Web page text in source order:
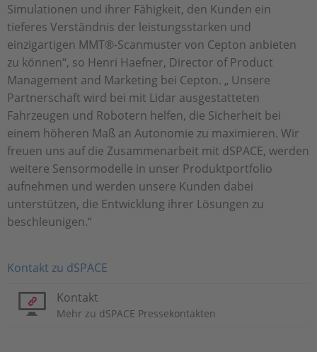
Simulationen und ihrer Fähigkeit, den Kunden ein
tieferes Verständnis der leistungsstarken und
einzigartigen MMT®-Scanmuster von Cepton anbieten
zu können“, so Henri Haefner, Director of Product
Management and Marketing bei Cepton. „ Unsere
Partnerschaft wird bei mit Lidar ausgestatteten
Fahrzeugen und Robotern helfen, die Sicherheit bei
einem höheren Maß an Autonomie zu maximieren. Wir
freuen uns auf die Zusammenarbeit mit dSPACE, werden
weitere Sensormodelle in unser Produktportfolio
aufnehmen und werden unsere Kunden dabei
unterstützen, die Entwicklung ihrer Lösungen zu
beschleunigen.“
Kontakt zu dSPACE
Kontakt
Mehr zu dSPACE Pressekontakten